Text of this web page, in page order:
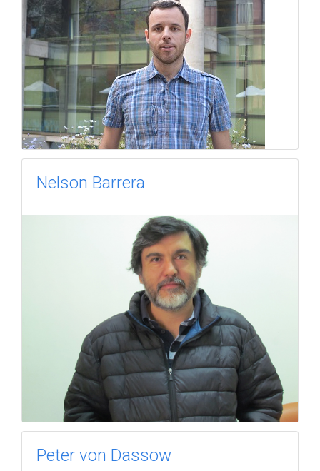
Nelson Barrera
Peter von Dassow